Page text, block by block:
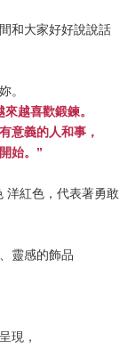
和大家好好說說話
。
越喜歡鍛鍊。
意義的人和事，
始。”
洋紅色，代表著勇敢
靈感的飾品
現，